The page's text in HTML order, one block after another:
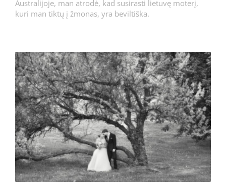
Australijoje, man atrodė, kad susirasti lietuvę moterį,
kuri man tiktų į žmonas, yra beviltiška.